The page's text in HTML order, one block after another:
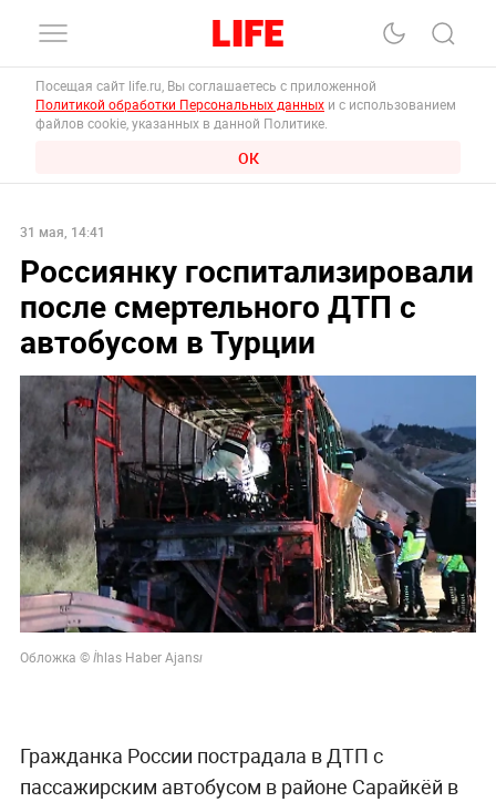
Посещая сайт life.ru, Вы соглашаетесь с приложенной
Политикой обработки Персональных данных и с использованием
файлов cookie, указанных в данной Политике.
ОК
31 мая, 14:41
Россиянку госпитализировали
после смертельного ДТП с
автобусом в Турции
Обложка © İhlas Haber Ajansı
Гражданка России пострадала в ДТП с
пассажирским автобусом в районе Сарайкёй в